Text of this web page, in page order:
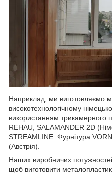
Наприклад, ми виготовляємо
високотехнологічному
використанням трикамерного
REHAU, SALAMANDER 2D
STREAMLINE. Фурнітура
(Австрія).
Наших виробничих
щоб виготовити